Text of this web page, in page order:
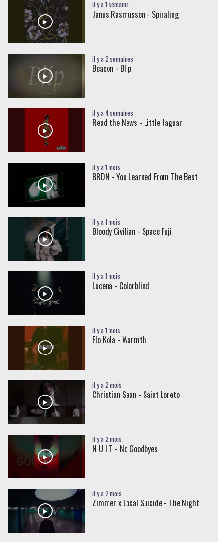
il y a 1 semaine
Janus Rasmussen - Spiraling
il y a 2 semaines
Beacon - Blip
il y a 4 semaines
Read the News - Little Jaguar
il y a 1 mois
BRDN - You Learned From The Best
il y a 1 mois
Bloody Civilian - Space Fuji
il y a 1 mois
Lucena - Colorblind
il y a 1 mois
Flo Kola - Warmth
il y a 2 mois
Christian Sean - Saint Loreto
il y a 2 mois
N U I T - No Goodbyes
il y a 2 mois
Zimmer x Local Suicide - The Night